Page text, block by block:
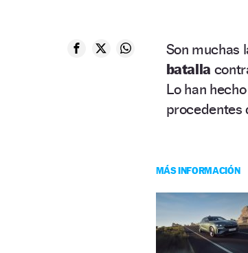
Son muchas
batalla
Lo han
procedentes
MÁS INFORMACIÓN